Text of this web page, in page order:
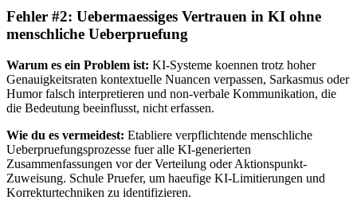
Fehler #2: Uebermaessiges Vertrauen in KI ohne
menschliche Ueberpruefung
Warum es ein Problem ist: KI-Systeme koennen trotz hoher
Genauigkeitsraten kontextuelle Nuancen verpassen, Sarkasmus oder
Humor falsch interpretieren und non-verbale Kommunikation, die
die Bedeutung beeinflusst, nicht erfassen.
Wie du es vermeidest: Etabliere verpflichtende menschliche
Ueberpruefungsprozesse fuer alle KI-generierten
Zusammenfassungen vor der Verteilung oder Aktionspunkt-
Zuweisung. Schule Pruefer, um haeufige KI-Limitierungen und
Korrekturtechniken zu identifizieren.